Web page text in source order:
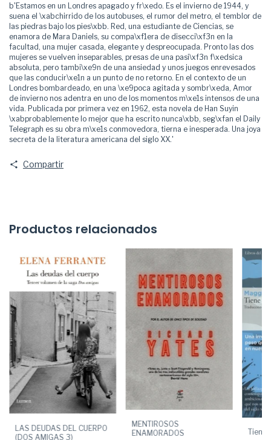
b'Estamos en un Londres apagado y fr\xedo. Es el invierno de 1944, y
suena el \xabchirrido de los autobuses, el rumor del metro, el temblor de
las piedras bajo los pies\xbb. Red, una estudiante de Ciencias, se
enamora de Mara Daniels, su compa\xf1era de disecci\xf3n en la
facultad, una mujer casada, elegante y despreocupada. Pronto las dos
mujeres se vuelven inseparables, presas de una pasi\xf3n f\xedsica
absoluta, pero tambi\xe9n de una ansiedad y unos juegos enrevesados
que las conducir\xe1n a un punto de no retorno. En el contexto de un
Londres bombardeado, en una \xe9poca agitada y sombr\xeda, Amor
de invierno nos adentra en uno de los momentos m\xe1s intensos de una
vida. Publicada por primera vez en 1962, esta novela de Han Suyin
\xabprobablemente lo mejor que ha escrito nunca\xbb, seg\xfan el Daily
Telegraph es su obra m\xe1s conmovedora, tierna e inesperada. Una joya
secreta de la literatura americana del siglo XX.'
Compartir
Productos relacionados
LAS DEUDAS DEL CUERPO
(DOS AMIGAS 3)
MENTIROSOS
ENAMORADOS
Tiene